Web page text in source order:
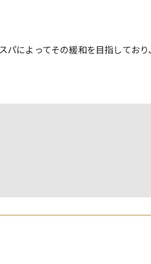
パによってその緩和を目指してお